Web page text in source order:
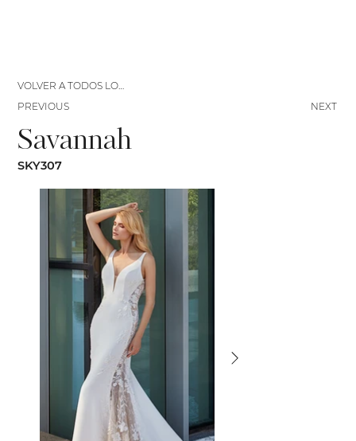
Savannah
SKY307
NEXT
VOLVER A TODOS LOS VESTIDOS
PREVIOUS